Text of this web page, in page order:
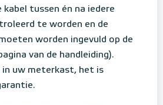
tussen én na iedere
te worden en de
worden ingevuld op de
van de handleiding).
in uw meterkast, het is